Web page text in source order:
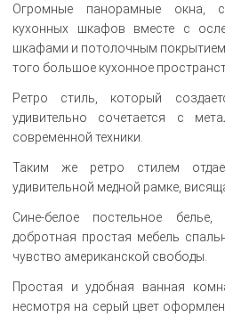
Огромные панорамные окна,
кухонных шкафов вместе с
шкафами и потолочным
того большое кухонное
Ретро стиль, который
удивительно сочетается с
современной техники.
Таким же ретро стилем
удивительной медной рамке,
Сине-белое постельное
добротная простая мебель
чувство американской свободы.
Простая и удобная ванная
несмотря на серый цвет